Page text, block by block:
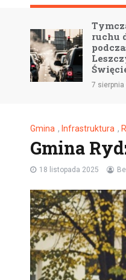
ruchu
7 sierpnia
Gmina , Infrastruktura ,
Gmina
18 listopada 2025